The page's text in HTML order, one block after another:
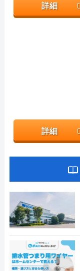
詳細
詳細